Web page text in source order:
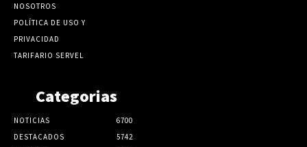
NOSOTROS
POLÍTICA DE USO Y
PRIVACIDAD
TARIFARIO SERVEL
Categorias
NOTICIAS
6700
DESTACADOS
5742